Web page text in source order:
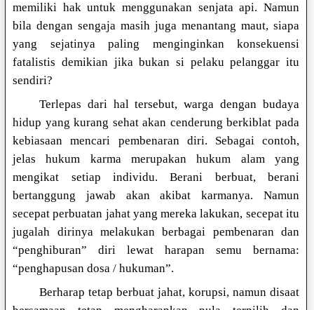
memiliki hak untuk menggunakan senjata api. Namun
bila dengan sengaja masih juga menantang maut, siapa
yang sejatinya paling menginginkan konsekuensi
fatalistis demikian jika bukan si pelaku pelanggar itu
sendiri?
Terlepas dari hal tersebut, warga dengan budaya
hidup yang kurang sehat akan cenderung berkiblat pada
kebiasaan mencari pembenaran diri. Sebagai contoh,
jelas hukum karma merupakan hukum alam yang
mengikat setiap individu. Berani berbuat, berani
bertanggung jawab akan akibat karmanya. Namun
secepat perbuatan jahat yang mereka lakukan, secepat itu
jugalah dirinya melakukan berbagai pembenaran dan
“penghiburan” diri lewat harapan semu bernama:
“penghapusan dosa / hukuman”.
Berharap tetap berbuat jahat, korupsi, namun disaat